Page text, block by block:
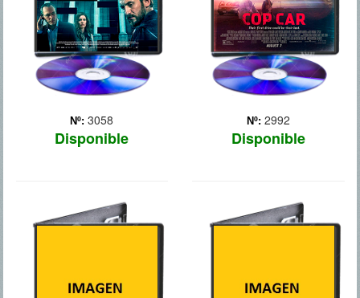
Nº: 3058
Disponible
como estaba p... Más
Nº: 2992
Disponible
desesperado juego del
gato... Más